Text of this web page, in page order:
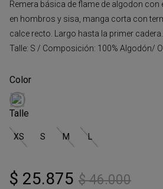
Remera básica de flame de algodon con
en hombros y sisa, manga corta con
calce recto. Largo hasta la primer
Talle: S / Composición: 100% Algodón/
Talle
XS S M L
$ 25.875 $ 46.000